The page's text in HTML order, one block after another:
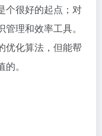
个很好的起点；对
理和效率工具。
优化算法，但能帮
。